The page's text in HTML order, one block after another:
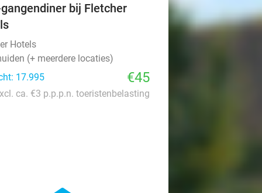
bij Fletcher
Hotels
(+ meerdere locaties)
17.995
€45
ca. €3 p.p.p.n. toeristenbelasting